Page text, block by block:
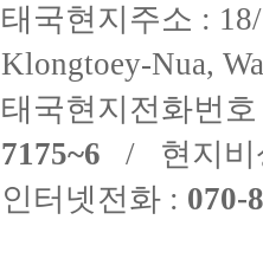
태국현지주소 :
Klongtoey-Nua,
태국현지전화번
7175~6 / 현지비
인터넷전화 : 070-